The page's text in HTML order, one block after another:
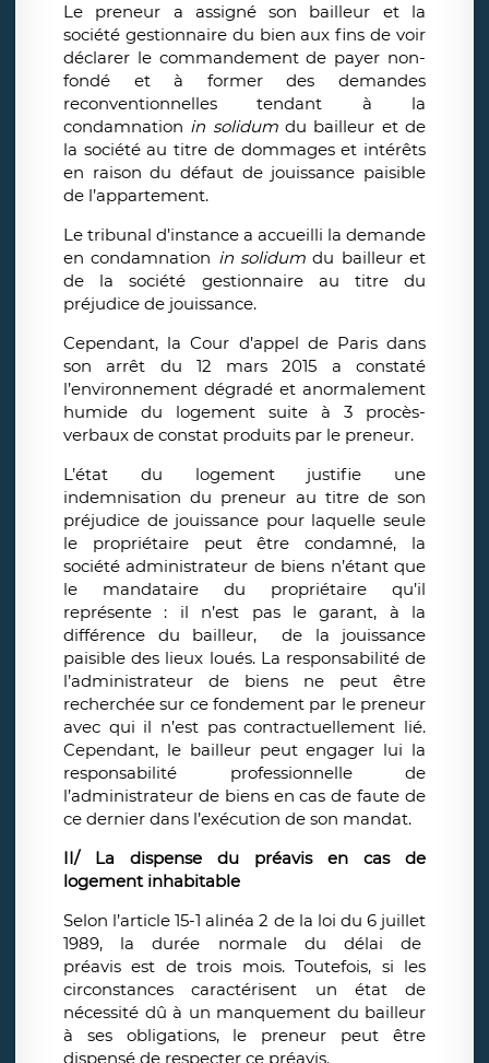
Le preneur a assigné son bailleur et la
société gestionnaire du bien aux fins de voir
déclarer le commandement de payer non-
fondé et à former des demandes
reconventionnelles tendant à la
condamnation in solidumdu bailleur et de
la société au titre de dommages et intérêts
en raison du défaut de jouissance paisible
de l’appartement.
Le tribunal d’instance a accueilli la demande
en condamnation in solidum du bailleur et
de la société gestionnaire au titre du
préjudice de jouissance.
Cependant, la Cour d’appel de Paris dans
son arrêt du 12 mars 2015 a constaté
l’environnement dégradé et anormalement
humide du logement suite à 3 procès-
verbaux de constat produits par le preneur.
L’état du logement justifie une
indemnisation du preneur au titre de son
préjudice de jouissance pour laquelle seule
le propriétaire peut être condamné, la
société administrateur de biens n’étant que
le mandataire du propriétaire qu’il
représente : il n’est pas le garant, à la
différence du bailleur, de la jouissance
paisible des lieux loués. La responsabilité de
l’administrateur de biens ne peut être
recherchée sur ce fondement par le preneur
avec qui il n’est pas contractuellement lié.
Cependant, le bailleur peut engager lui la
responsabilité professionnelle de
l’administrateur de biens en cas de faute de
ce dernier dans l’exécution de son mandat.
II/ La dispense du préavis en cas de
logement inhabitable
Selon l’article 15-1 alinéa 2 de la loi du 6 juillet
1989, la durée normale du délai de
préavis est de trois mois. Toutefois, si les
circonstances caractérisent un état de
nécessité dû à un manquement du bailleur
à ses obligations, le preneur peut être
dispensé de respecter ce préavis.